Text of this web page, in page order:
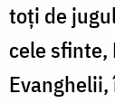
toţi de
cele sfinte,